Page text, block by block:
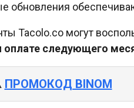
обновления
Tacolo.co могут
оплате следующего
ПРОМОКОД BINOM